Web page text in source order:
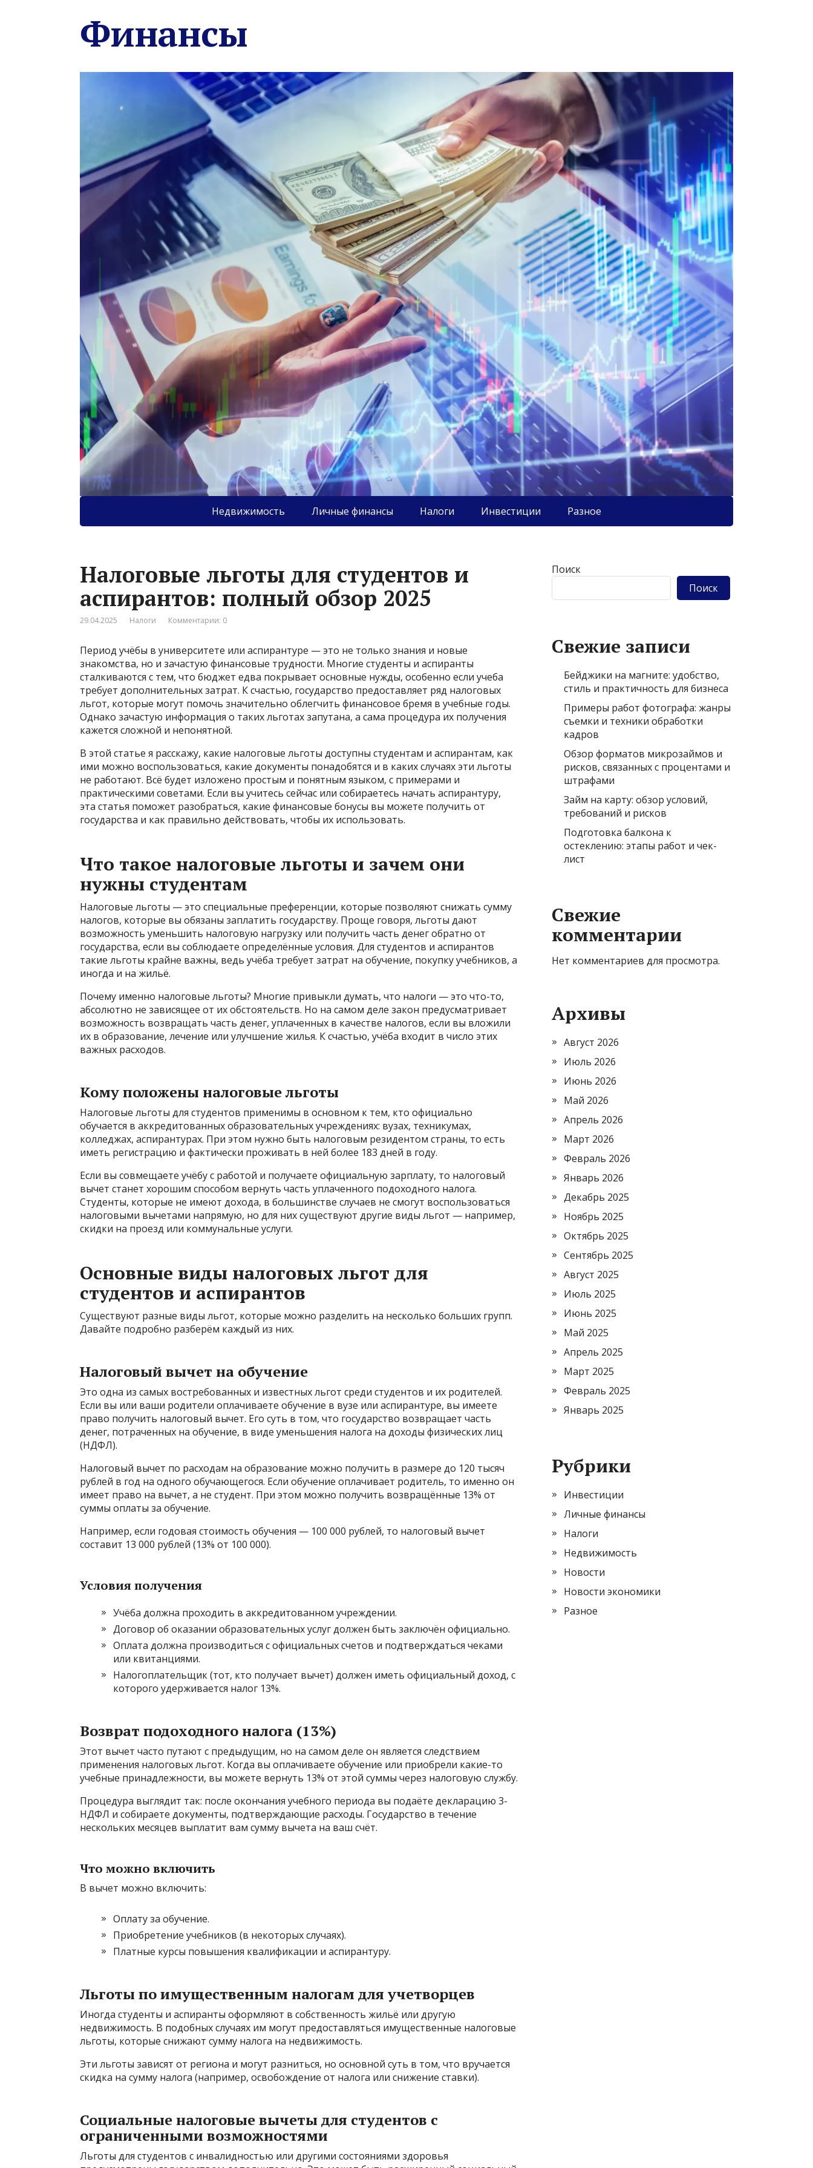
Финансы
Недвижимость Личные финансы Налоги Инвестиции Разное
Налоговые льготы для студентов и
аспирантов: полный обзор 2025
29.04.2025 Налоги Комментарии: 0
Период учёбы в университете или аспирантуре — это не только знания и новые
знакомства, но и зачастую финансовые трудности. Многие студенты и аспиранты
сталкиваются с тем, что бюджет едва покрывает основные нужды, особенно если учеба
требует дополнительных затрат. К счастью, государство предоставляет ряд налоговых
льгот, которые могут помочь значительно облегчить финансовое бремя в учебные годы.
Однако зачастую информация о таких льготах запутана, а сама процедура их получения
кажется сложной и непонятной.
В этой статье я расскажу, какие налоговые льготы доступны студентам и аспирантам, как
ими можно воспользоваться, какие документы понадобятся и в каких случаях эти льготы
не работают. Всё будет изложено простым и понятным языком, с примерами и
практическими советами. Если вы учитесь сейчас или собираетесь начать аспирантуру,
эта статья поможет разобраться, какие финансовые бонусы вы можете получить от
государства и как правильно действовать, чтобы их использовать.
Что такое налоговые льготы и зачем они
нужны студентам
Налоговые льготы — это специальные преференции, которые позволяют снижать сумму
налогов, которые вы обязаны заплатить государству. Проще говоря, льготы дают
возможность уменьшить налоговую нагрузку или получить часть денег обратно от
государства, если вы соблюдаете определённые условия. Для студентов и аспирантов
такие льготы крайне важны, ведь учёба требует затрат на обучение, покупку учебников, а
иногда и на жильё.
Почему именно налоговые льготы? Многие привыкли думать, что налоги — это что-то,
абсолютно не зависящее от их обстоятельств. Но на самом деле закон предусматривает
возможность возвращать часть денег, уплаченных в качестве налогов, если вы вложили
их в образование, лечение или улучшение жилья. К счастью, учёба входит в число этих
важных расходов.
Кому положены налоговые льготы
Налоговые льготы для студентов применимы в основном к тем, кто официально
обучается в аккредитованных образовательных учреждениях: вузах, техникумах,
колледжах, аспирантурах. При этом нужно быть налоговым резидентом страны, то есть
иметь регистрацию и фактически проживать в ней более 183 дней в году.
Если вы совмещаете учёбу с работой и получаете официальную зарплату, то налоговый
вычет станет хорошим способом вернуть часть уплаченного подоходного налога.
Студенты, которые не имеют дохода, в большинстве случаев не смогут воспользоваться
налоговыми вычетами напрямую, но для них существуют другие виды льгот — например,
скидки на проезд или коммунальные услуги.
Основные виды налоговых льгот для
студентов и аспирантов
Существуют разные виды льгот, которые можно разделить на несколько больших групп.
Давайте подробно разберём каждый из них.
Налоговый вычет на обучение
Это одна из самых востребованных и известных льгот среди студентов и их родителей.
Если вы или ваши родители оплачиваете обучение в вузе или аспирантуре, вы имеете
право получить налоговый вычет. Его суть в том, что государство возвращает часть
денег, потраченных на обучение, в виде уменьшения налога на доходы физических лиц
(НДФЛ).
Налоговый вычет по расходам на образование можно получить в размере до 120 тысяч
рублей в год на одного обучающегося. Если обучение оплачивает родитель, то именно он
имеет право на вычет, а не студент. При этом можно получить возвращённые 13% от
суммы оплаты за обучение.
Например, если годовая стоимость обучения — 100 000 рублей, то налоговый вычет
составит 13 000 рублей (13% от 100 000).
Условия получения
Учёба должна проходить в аккредитованном учреждении.
Договор об оказании образовательных услуг должен быть заключён официально.
Оплата должна производиться с официальных счетов и подтверждаться чеками
или квитанциями.
Налогоплательщик (тот, кто получает вычет) должен иметь официальный доход, с
которого удерживается налог 13%.
Возврат подоходного налога (13%)
Этот вычет часто путают с предыдущим, но на самом деле он является следствием
применения налоговых льгот. Когда вы оплачиваете обучение или приобрели какие-то
учебные принадлежности, вы можете вернуть 13% от этой суммы через налоговую службу.
Процедура выглядит так: после окончания учебного периода вы подаёте декларацию 3-
НДФЛ и собираете документы, подтверждающие расходы. Государство в течение
нескольких месяцев выплатит вам сумму вычета на ваш счёт.
Что можно включить
В вычет можно включить:
Оплату за обучение.
Приобретение учебников (в некоторых случаях).
Платные курсы повышения квалификации и аспирантуру.
Льготы по имущественным налогам для учетворцев
Иногда студенты и аспиранты оформляют в собственность жильё или другую
недвижимость. В подобных случаях им могут предоставляться имущественные налоговые
льготы, которые снижают сумму налога на недвижимость.
Эти льготы зависят от региона и могут разниться, но основной суть в том, что вручается
скидка на сумму налога (например, освобождение от налога или снижение ставки).
Социальные налоговые вычеты для студентов с
ограниченными возможностями
Льготы для студентов с инвалидностью или другими состояниями здоровья
Поиск
Поиск
Свежие записи
Бейджики на магните: удобство,
стиль и практичность для бизнеса
Примеры работ фотографа: жанры
съемки и техники обработки
кадров
Обзор форматов микрозаймов и
рисков, связанных с процентами и
штрафами
Займ на карту: обзор условий,
требований и рисков
Подготовка балкона к
остеклению: этапы работ и чек-
лист
Свежие
комментарии
Нет комментариев для просмотра.
Архивы
Август 2026
Июль 2026
Июнь 2026
Май 2026
Апрель 2026
Март 2026
Февраль 2026
Январь 2026
Декабрь 2025
Ноябрь 2025
Октябрь 2025
Сентябрь 2025
Август 2025
Июль 2025
Июнь 2025
Май 2025
Апрель 2025
Март 2025
Февраль 2025
Январь 2025
Рубрики
Инвестиции
Личные финансы
Налоги
Недвижимость
Новости
Новости экономики
Разное